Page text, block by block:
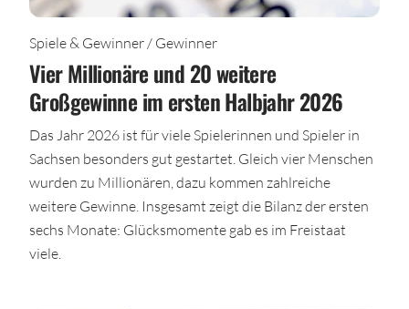
Spiele & Gewinner / Gewinner
Vier Millionäre und 20 weitere
Großgewinne im ersten Halbjahr 2026
Das Jahr 2026 ist für viele Spielerinnen und Spieler in
Sachsen besonders gut gestartet. Gleich vier Menschen
wurden zu Millionären, dazu kommen zahlreiche
weitere Gewinne. Insgesamt zeigt die Bilanz der ersten
sechs Monate: Glücksmomente gab es im Freistaat
viele.